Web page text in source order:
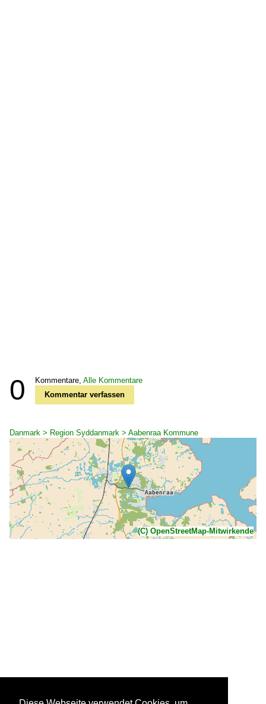
0 Kommentare, Alle Kommentare
Kommentar verfassen
Danmark > Region Syddanmark > Aabenraa Kommune
(C) OpenStreetMap-Mitwirkende